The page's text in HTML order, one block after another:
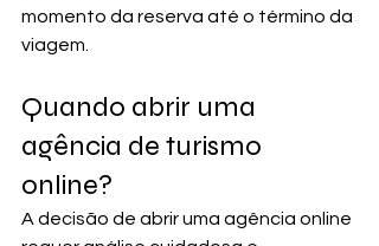
momento da reserva até o término da
viagem.
Quando abrir uma
agência de turismo
online?
A decisão de abrir uma agência online